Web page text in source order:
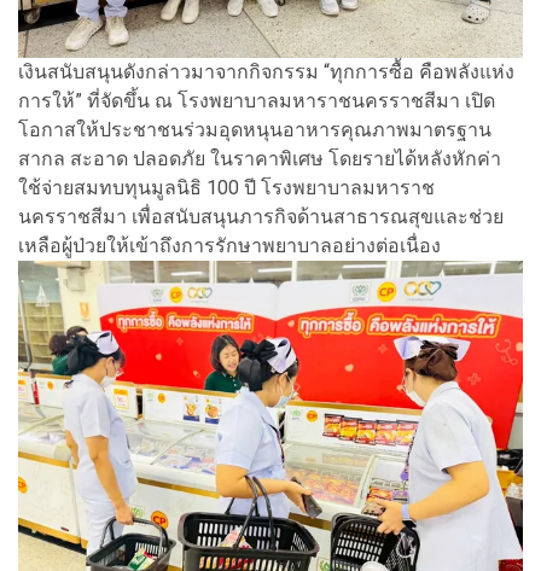
เงินสนับสนุนดังกล่าวมาจากกิจกรรม “ทุกการซื้อ คือพลังแห่ง
การให้” ที่จัดขึ้น ณ โรงพยาบาลมหาราชนครราชสีมา เปิด
โอกาสให้ประชาชนร่วมอุดหนุนอาหารคุณภาพมาตรฐาน
สากล สะอาด ปลอดภัย ในราคาพิเศษ โดยรายได้หลังหักค่า
ใช้จ่ายสมทบทุนมูลนิธิ 100 ปี โรงพยาบาลมหาราช
นครราชสีมา เพื่อสนับสนุนภารกิจด้านสาธารณสุขและช่วย
เหลือผู้ป่วยให้เข้าถึงการรักษาพยาบาลอย่างต่อเนื่อง